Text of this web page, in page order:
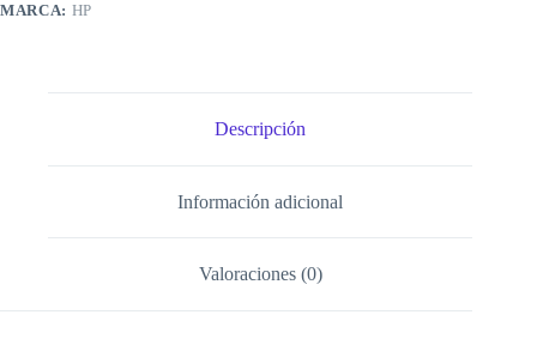
MARCA: HP
Descripción
Información adicional
Valoraciones (0)